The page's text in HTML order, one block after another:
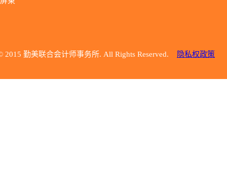
2015 勤美联合会计师事务所. All Rights Reserved. 隐私权政策